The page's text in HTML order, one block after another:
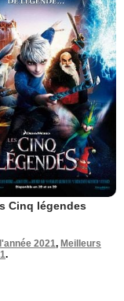
Cinq légendes
2021, Meilleurs
.